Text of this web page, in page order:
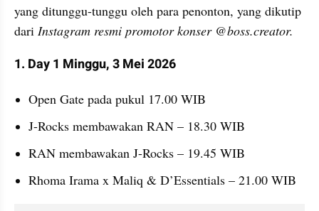
yang ditunggu-tunggu oleh para penonton, yang dikutip
dari Instagram resmi promotor konser @boss.creator.
1. Day 1 Minggu, 3 Mei 2026
Open Gate pada pukul 17.00 WIB
J-Rocks membawakan RAN – 18.30 WIB
RAN membawakan J-Rocks – 19.45 WIB
Rhoma Irama x Maliq & D’Essentials – 21.00 WIB